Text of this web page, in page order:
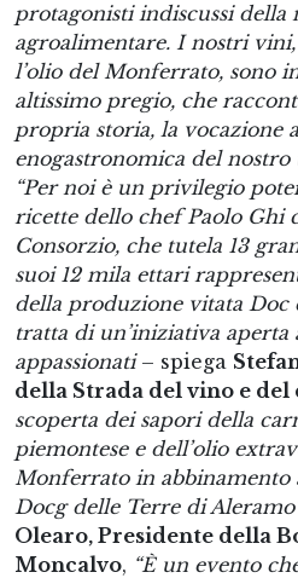
protagonisti indiscussi della
agroalimentare. I nostri
l’olio del Monferrato, sono
altissimo pregio, che
propria storia, la vocazione
enogastronomica del
“Per noi è un privilegio
ricette dello chef Paolo Ghi
Consorzio, che tutela 13
suoi 12 mila ettari
della produzione vitata Doc
tratta di un’iniziativa aperta
appassionati– spiega
della Strada del vino e del
scoperta dei sapori della
piemontese e dell’olio
Monferrato in abbinamento
Docg delle Terre di
Olearo, Presidente della
Moncalvo, “È un evento